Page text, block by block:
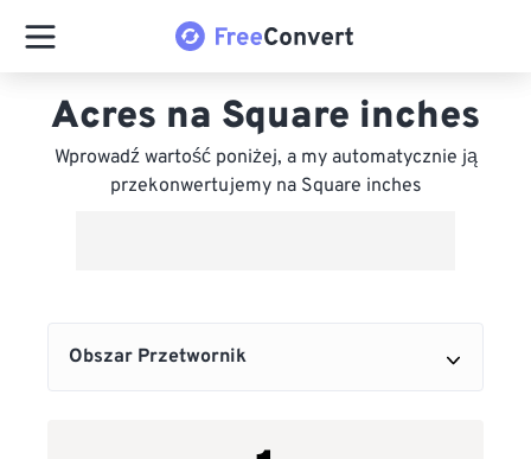
Acres na Square inches
Wprowadź wartość poniżej, a my automatycznie ją
przekonwertujemy na Square inches